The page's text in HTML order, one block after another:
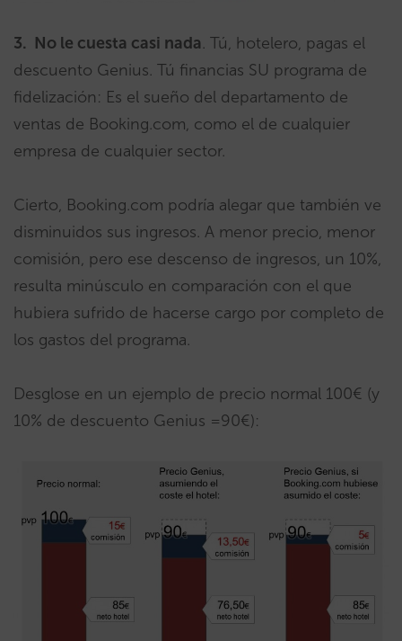
3. No le cuesta casi nada. Tú, hotelero, pagas el
descuento Genius. Tú financias SU programa de
fidelización: Es el sueño del departamento de
ventas de Booking.com, como el de cualquier
empresa de cualquier sector.
Cierto, Booking.com podría alegar que también ve
disminuidos sus ingresos. A menor precio, menor
comisión, pero ese descenso de ingresos, un 10%,
resulta minúsculo en comparación con el que
hubiera sufrido de hacerse cargo por completo de
los gastos del programa.
Desglose en un ejemplo de precio normal 100€ (y
10% de descuento Genius =90€):